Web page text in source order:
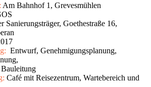
Am Bahnhof 1, Grevesmühlen
Sanierungsträger, Goethestraße 16,
Entwurf, Genehmigungsplanung,
Café mit Reisezentrum, Wartebereich und